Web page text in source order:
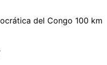
del Congo 100 km